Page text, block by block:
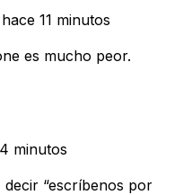
hace 11 minutos
es mucho peor.
minutos
decir “escríbenos por